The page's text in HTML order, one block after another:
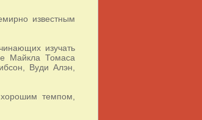
известным
изучать
Майкла Томаса
Вуди Алэн,
темпом,